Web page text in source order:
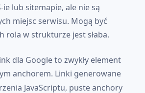
lub sitemapie, ale nie są
miejsc serwisu. Mogą być
rola w strukturze jest słaba.
dla Google to zwykły element
anchorem. Linki generowane
JavaScriptu, puste anchory